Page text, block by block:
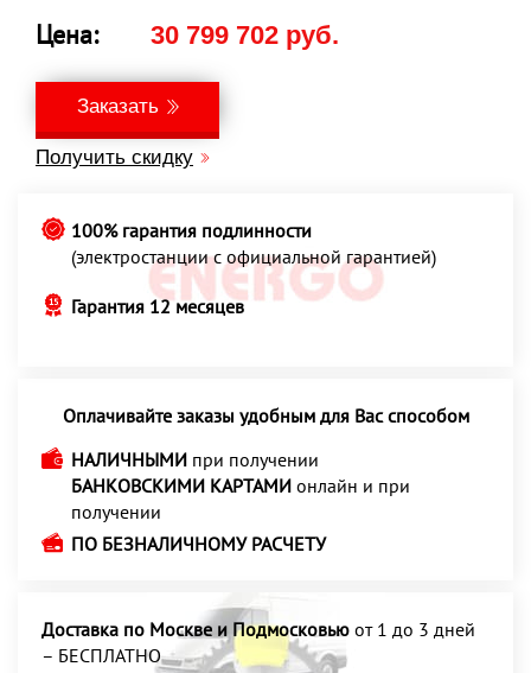
Цена: 30 799 702 руб.
Заказать
Получить скидку
100% гарантия подлинности
(электростанции с официальной гарантией)
Гарантия 12 месяцев
Оплачивайте заказы удобным для Вас способом
НАЛИЧНЫМИ при получении
БАНКОВСКИМИ КАРТАМИ онлайн и при
получении
ПО БЕЗНАЛИЧНОМУ РАСЧЕТУ
Доставка по Москве и Подмосковью от 1 до 3 дней
– БЕСПЛАТНО